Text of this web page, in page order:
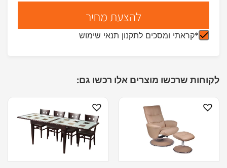
*קראתי ומסכים לתקנון תנאי שימוש
לקוחות שרכשו מוצרים אלו רכשו גם: